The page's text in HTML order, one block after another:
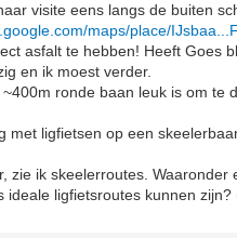
visite eens langs de buiten
maps/place/
asfalt te hebben! Heeft Goes
en ik moest verder.
ronde baan leuk is om te
met ligfietsen op een
zie ik skeelerroutes.
ideale ligfietsroutes kunnen